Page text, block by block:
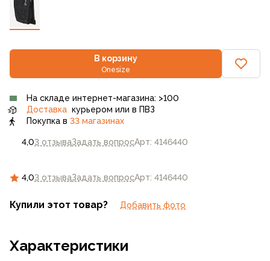
4,03 отзываЗадать вопросАрт: 4146440
В корзину
Onesize
4,03 отзываЗадать вопросАрт: 4146440
На складе интернет-магазина: >100
Доставка курьером или в ПВЗ
Покупка в 33 магазинах
Купили этот товар? Добавить фото
Характеристики